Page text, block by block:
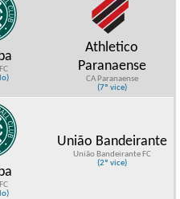
Athletico
Paranaense
CA Paranaense
(7º vice)
União Bandeirante
União Bandeirante FC
(2º vice)